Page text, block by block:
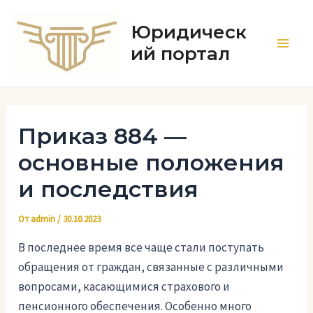
содержимому
Юридическ
ий портал
Приказ 884 —
основные положения
и последствия
Отadmin/ 30.10.2023
В последнее время все чаще стали поступать
обращения от граждан, связанные с различными
вопросами, касающимися страхового и
пенсионного обеспечения. Особенно много